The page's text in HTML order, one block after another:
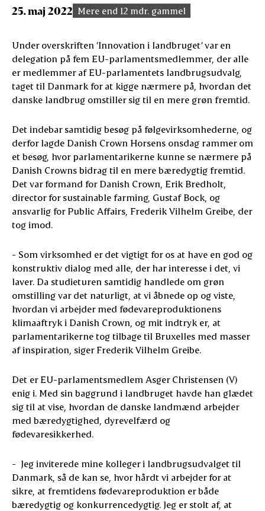
25. maj 2022 Mere end 12 mdr. gammel
Under overskriften ’Innovation i landbruget’ var en
delegation på fem EU-parlamentsmedlemmer, der alle
er medlemmer af EU-parlamentets landbrugsudvalg,
taget til Danmark for at kigge nærmere på, hvordan det
danske landbrug omstiller sig til en mere grøn fremtid.
Det indebar samtidig besøg på følgevirksomhederne, og
derfor lagde Danish Crown Horsens onsdag rammer om
et besøg, hvor parlamentarikerne kunne se nærmere på
Danish Crowns bidrag til en mere bæredygtig fremtid.
Det var formand for Danish Crown, Erik Bredholt,
director for sustainable farming, Gustaf Bock, og
ansvarlig for Public Affairs, Frederik Vilhelm Greibe, der
tog imod.
- Som virksomhed er det vigtigt for os at have en god og
konstruktiv dialog med alle, der har interesse i det, vi
laver. Da studieturen samtidig handlede om grøn
omstilling var det naturligt, at vi åbnede op og viste,
hvordan vi arbejder med fødevareproduktionens
klimaaftryk i Danish Crown, og mit indtryk er, at
parlamentarikerne tog tilbage til Bruxelles med masser
af inspiration, siger Frederik Vilhelm Greibe.
Det er EU-parlamentsmedlem Asger Christensen (V)
enig i. Med sin baggrund i landbruget havde han glædet
sig til at vise, hvordan de danske landmænd arbejder
med bæredygtighed, dyrevelfærd og
fødevaresikkerhed.
- Jeg inviterede mine kolleger i landbrugsudvalget til
Danmark, så de kan se, hvor hårdt vi arbejder for at
sikre, at fremtidens fødevareproduktion er både
bæredygtig og konkurrencedygtig. Jeg er stolt af, at